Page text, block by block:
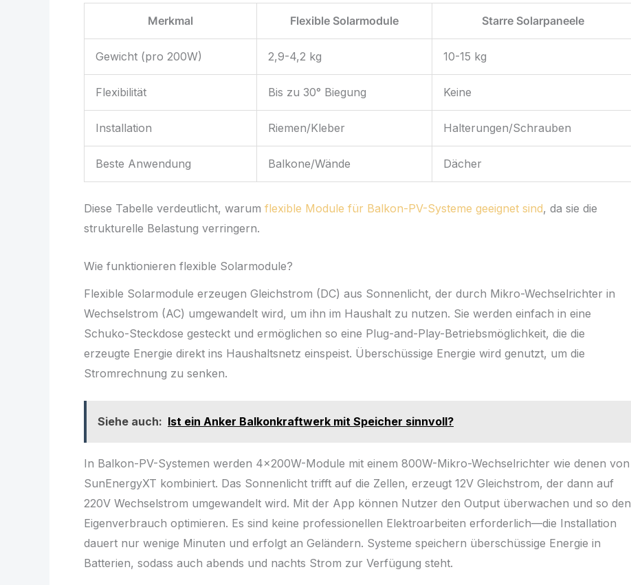
Merkmal Flexible Solarmodule Starre Solarpaneele
Gewicht (pro 200W) 2,9-4,2 kg 10-15 kg
Flexibilität Bis zu 30° Biegung Keine
Installation Riemen/Kleber Halterungen/Schrauben
Beste Anwendung Balkone/Wände Dächer
Diese Tabelle verdeutlicht, warum flexible Module für Balkon-PV-Systeme geeignet sind, da sie die
strukturelle Belastung verringern.
Wie funktionieren flexible Solarmodule?
Flexible Solarmodule erzeugen Gleichstrom (DC) aus Sonnenlicht, der durch Mikro-Wechselrichter in
Wechselstrom (AC) umgewandelt wird, um ihn im Haushalt zu nutzen. Sie werden einfach in eine
Schuko-Steckdose gesteckt und ermöglichen so eine Plug-and-Play-Betriebsmöglichkeit, die die
erzeugte Energie direkt ins Haushaltsnetz einspeist. Überschüssige Energie wird genutzt, um die
Stromrechnung zu senken.
Siehe auch: Ist ein Anker Balkonkraftwerk mit Speicher sinnvoll?
In Balkon-PV-Systemen werden 4x200W-Module mit einem 800W-Mikro-Wechselrichter wie denen von
SunEnergyXT kombiniert. Das Sonnenlicht trifft auf die Zellen, erzeugt 12V Gleichstrom, der dann auf
220V Wechselstrom umgewandelt wird. Mit der App können Nutzer den Output überwachen und so den
Eigenverbrauch optimieren. Es sind keine professionellen Elektroarbeiten erforderlich—die Installation
dauert nur wenige Minuten und erfolgt an Geländern. Systeme speichern überschüssige Energie in
Batterien, sodass auch abends und nachts Strom zur Verfügung steht.